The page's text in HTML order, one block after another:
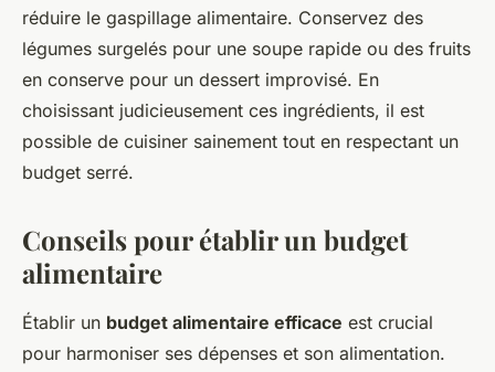
réduire le gaspillage alimentaire. Conservez des
légumes surgelés pour une soupe rapide ou des fruits
en conserve pour un dessert improvisé. En
choisissant judicieusement ces ingrédients, il est
possible de cuisiner sainement tout en respectant un
budget serré.
Conseils pour établir un budget
alimentaire
Établir un budget alimentaire efficace est crucial
pour harmoniser ses dépenses et son alimentation.